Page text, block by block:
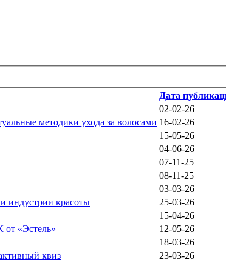
Дата
02-02-26
методики ухода за волосами 16-02-26
15-05-26
04-06-26
07-11-25
08-11-25
03-03-26
индустрии красоты
25-03-26
15-04-26
«Эстель»
12-05-26
18-03-26
квиз
23-03-26